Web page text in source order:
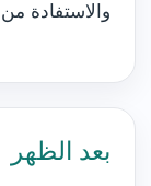
والاستفادة
بعد الظهر